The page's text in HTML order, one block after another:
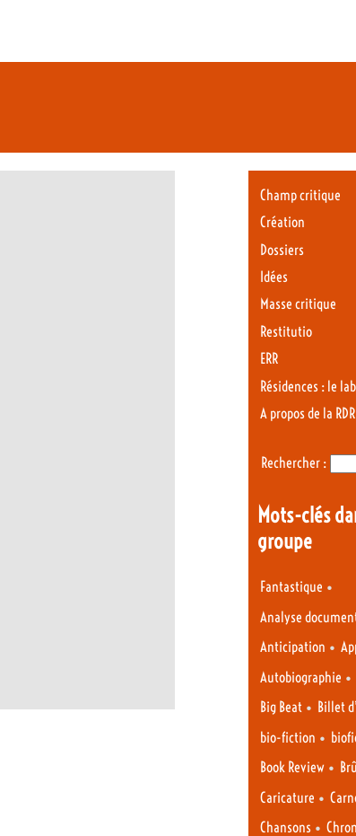
Champ critique
Création
Dossiers
Idées
Masse critique
Restitutio
ERR
Résidences : le
A propos de la RDR
Rechercher :
Mots-clés
groupe
Fantastique •
Analyse
Anticipation •
Autobiographie •
Big Beat • Billet
bio-fiction •
Book Review •
Caricature •
Chansons •